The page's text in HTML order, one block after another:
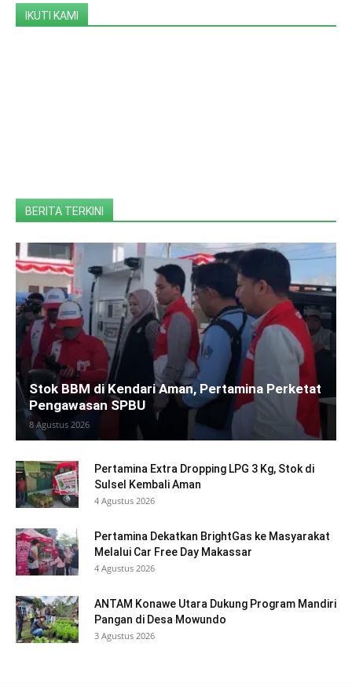
IKUTI KAMI
BERITA TERKINI
Stok BBM di Kendari Aman, Pertamina Perketat
Pengawasan SPBU
8 Agustus 2026
Pertamina Extra Dropping LPG 3 Kg, Stok di
Sulsel Kembali Aman
4 Agustus 2026
Pertamina Dekatkan BrightGas ke Masyarakat
Melalui Car Free Day Makassar
4 Agustus 2026
ANTAM Konawe Utara Dukung Program Mandiri
Pangan di Desa Mowundo
3 Agustus 2026